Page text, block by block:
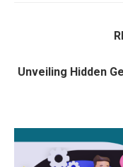
Unveiling Hidden